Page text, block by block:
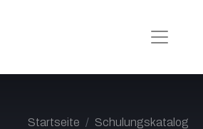
Startseite
Schulungskatalog